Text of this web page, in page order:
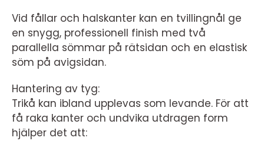
Vid fållar och halskanter kan en tvillingnål ge
en snygg, professionell finish med två
parallella sömmar på rätsidan och en elastisk
söm på avigsidan.
Hantering av tyg:
Trikå kan ibland upplevas som levande. För att
få raka kanter och undvika utdragen form
hjälper det att: